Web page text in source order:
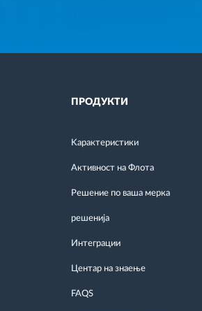
ПРОДУКТИ
Kарактеристики
Активност на Флота
Решение по ваша мерка
решенија
Интеграции
Центар на знаење
FAQS